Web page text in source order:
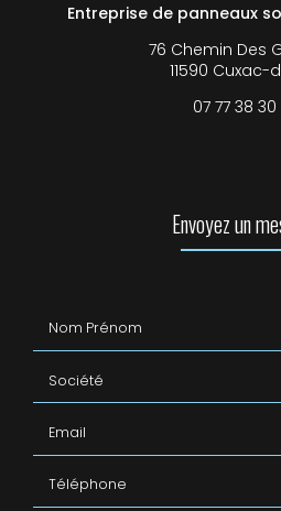
Entreprise de panneaux
76 Chemin Des
11590 Cuxac-
07 77 38
Envoyez un